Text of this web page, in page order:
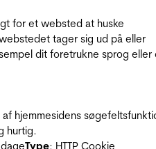
for et websted at huske
tager sig ud på eller
dit foretrukne sprog eller
hjemmesidens
hurtig.
Type: HTTP Cookie